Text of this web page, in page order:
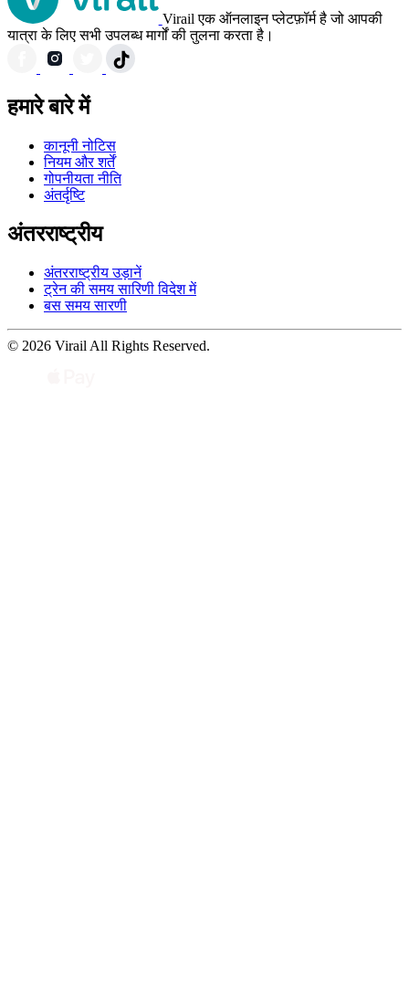
Virail एक ऑनलाइन प्लेटफ़ॉर्म है जो आपकी
यात्रा के लिए सभी उपलब्ध मार्गों की तुलना करता है।
हमारे बारे में
कानूनी नोटिस
नियम और शर्तें
गोपनीयता नीति
अंतर्दृष्टि
अंतरराष्ट्रीय
अंतरराष्ट्रीय उड़ानें
ट्रेन की समय सारिणी विदेश में
बस समय सारणी
© 2026 Virail All Rights Reserved.